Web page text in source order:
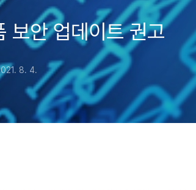
보안 업데이트 권고
8. 4.